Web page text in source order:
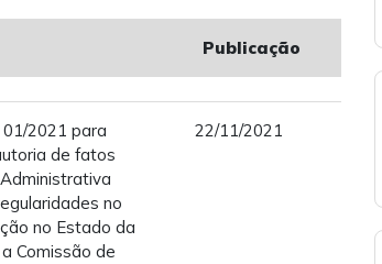
Publicação
01/2021 para
de fatos
no
no Estado da
Comissão de
22/11/2021